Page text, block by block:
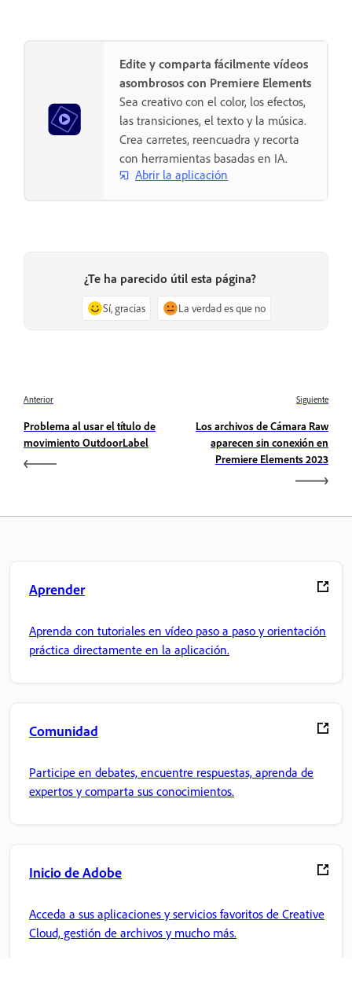
Edite y comparta fácilmente vídeos
asombrosos con Premiere Elements
Sea creativo con el color, los efectos,
las transiciones, el texto y la música.
Crea carretes, reencuadra y recorta
con herramientas basadas en IA.
Abrir la aplicación
¿Te ha parecido útil esta página?
Sí, gracias La verdad es que no
Anterior
Problema al usar el título de
movimiento OutdoorLabel
Siguiente
Los archivos de Cámara Raw
aparecen sin conexión en
Premiere Elements 2023
Aprender
Aprenda con tutoriales en vídeo paso a paso y orientación
práctica directamente en la aplicación.
Comunidad
Participe en debates, encuentre respuestas, aprenda de
expertos y comparta sus conocimientos.
Inicio de Adobe
Acceda a sus aplicaciones y servicios favoritos de Creative
Cloud, gestión de archivos y mucho más.